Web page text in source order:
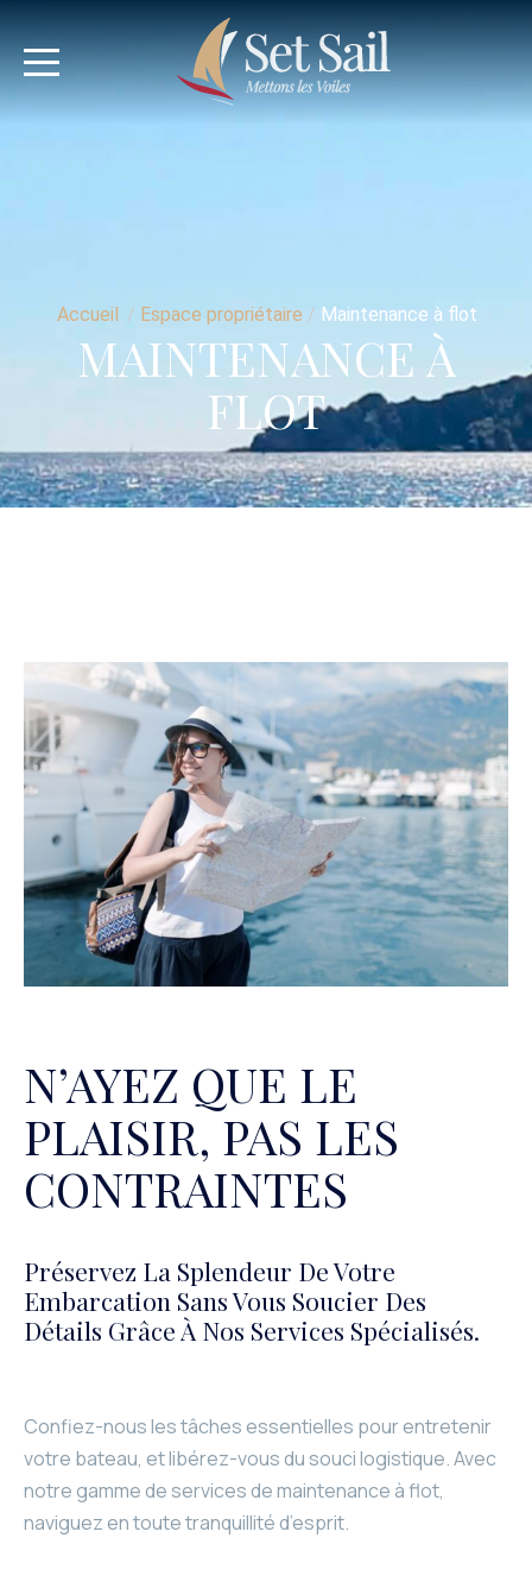
Accueil / Espace propriétaire / Maintenance à flot
MAINTENANCE À
FLOT
N’AYEZ QUE LE
PLAISIR, PAS LES
CONTRAINTES
Préservez La Splendeur De Votre
Embarcation Sans Vous Soucier Des
Détails Grâce À Nos Services Spécialisés.
Confiez-nous les tâches essentielles pour entretenir
votre bateau, et libérez-vous du souci logistique. Avec
notre gamme de services de maintenance à flot,
naviguez en toute tranquillité d’esprit.